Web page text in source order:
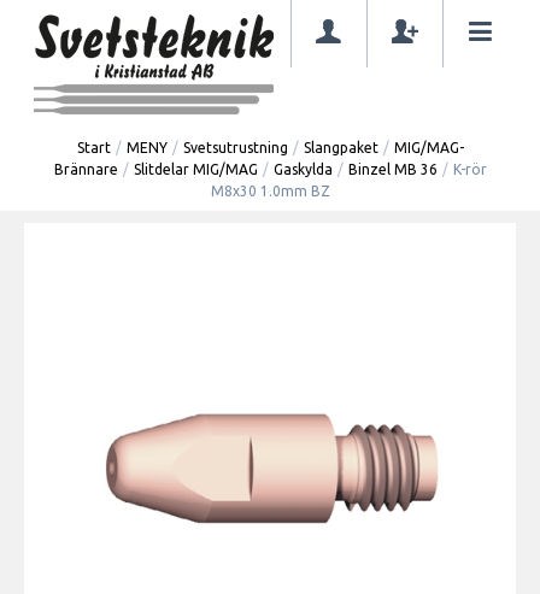
Start / MENY / Svetsutrustning / Slangpaket / MIG/MAG-
Brännare / Slitdelar MIG/MAG / Gaskylda / Binzel MB 36 / K-rör
M8x30 1.0mm BZ